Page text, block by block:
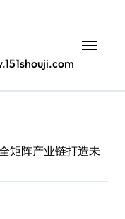
矩阵产业链打造未